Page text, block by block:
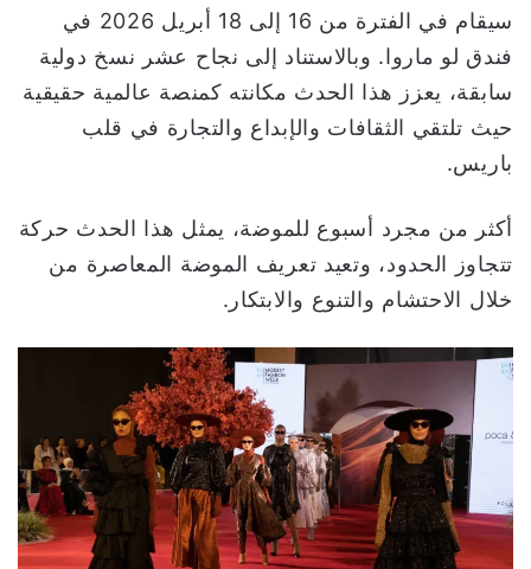
سيقام في الفترة من 16 إلى 18 أبريل 2026 في
فندق لو ماروا. وبالاستناد إلى نجاح عشر نسخ دولية
سابقة، يعزز هذا الحدث مكانته كمنصة عالمية حقيقية
حيث تلتقي الثقافات والإبداع والتجارة في قلب
باريس.
أكثر من مجرد أسبوع للموضة، يمثل هذا الحدث حركة
تتجاوز الحدود، وتعيد تعريف الموضة المعاصرة من
خلال الاحتشام والتنوع والابتكار.